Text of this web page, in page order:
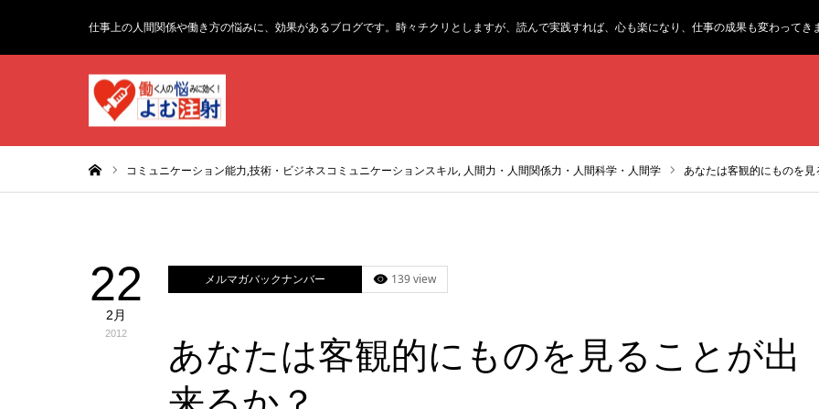
仕事上の人間関係や働き方の悩みに、効果があるブログです。時々チクリとしますが、読んで実践すれば、心も楽になり、仕事の成果も変わってき
コミュニケーション能力,技術・ビジネスコミュニケーションスキル, 人間力・人間関係力・人間科学・人間学 あなたは客観的にものを見
22
2月
2012
メルマガバックナンバー 139 view
あなたは客観的にものを見ることが出